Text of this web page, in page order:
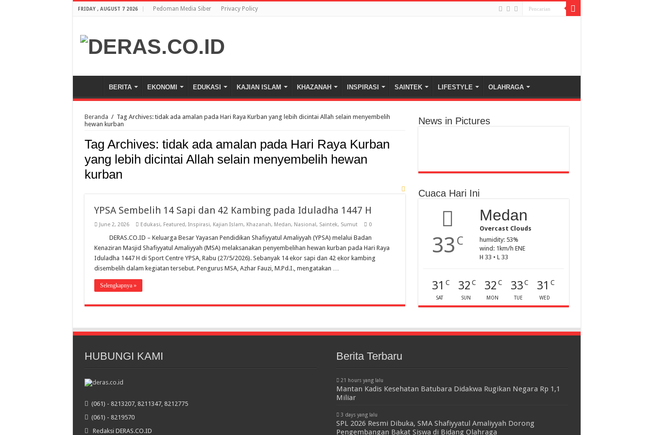
FRIDAY , AUGUST 7 2026 Pedoman Media Siber Privacy Policy
BERITA EKONOMI EDUKASI KAJIAN ISLAM KHAZANAH INSPIRASI SAINTEK LIFESTYLE OLAHRAGA
Beranda / Tag Archives: tidak ada amalan pada Hari Raya Kurban yang lebih dicintai Allah selain menyembelih
hewan kurban
Tag Archives: tidak ada amalan pada Hari Raya Kurban
yang lebih dicintai Allah selain menyembelih hewan
kurban
YPSA Sembelih 14 Sapi dan 42 Kambing pada Iduladha 1447 H
June 2, 2026 Edukasi, Featured, Inspirasi, Kajian Islam, Khazanah, Medan, Nasional , Saintek, Sumut 0
DERAS.CO.ID – Keluarga Besar Yayasan Pendidikan Shafiyyatul Amaliyyah (YPSA) melalui Badan
Kenaziran Masjid Shafiyyatul Amaliyyah (MSA) melaksanakan penyembelihan hewan kurban pada Hari Raya
Iduladha 1447 H di Sport Centre YPSA, Rabu (27/5/2026). Sebanyak 14 ekor sapi dan 42 ekor kambing
disembelih dalam kegiatan tersebut. Pengurus MSA, Azhar Fauzi, M.Pd.I., mengatakan …
Selengkapnya »
News in Pictures
Cuaca Hari Ini
33 C
Medan
Overcast Clouds
humidity: 53%
wind: 1km/h ENE
H 33 • L 33
31 C
SAT
32 C
SUN
32 C
MON
33C
TUE
31 C
WED
HUBUNGI KAMI
(061) - 8213207, 8211347, 8212775
(061) - 8219570
Redaksi DERAS.CO.ID
Berita Terbaru
21 hours yang lalu
Mantan Kadis Kesehatan Batubara Didakwa Rugikan Negara Rp 1,1
Miliar
3 days yang lalu
SPL 2026 Resmi Dibuka, SMA Shafiyyatul Amaliyyah Dorong
Pengembangan Bakat Siswa di Bidang Olahraga